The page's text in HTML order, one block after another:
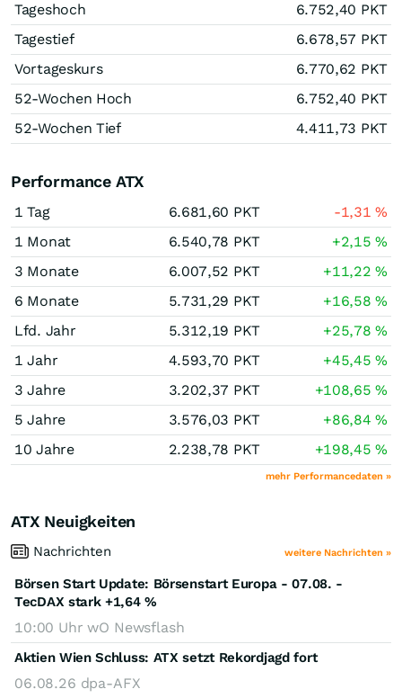
Tageshoch
6.752,40 PKT
Tagestief
6.678,57 PKT
Vortageskurs
6.770,62 PKT
52-Wochen Hoch
6.752,40 PKT
52-Wochen Tief
4.411,73 PKT
Performance ATX
1 Tag 6.681,60 PKT -1,31%
1 Monat
6.540,78 PKT +2,15%
3 Monate
6.007,52 PKT +11,22%
6 Monate
5.731,29 PKT +16,58%
Lfd. Jahr
5.312,19 PKT +25,78%
1 Jahr
4.593,70 PKT +45,45%
3 Jahre
3.202,37 PKT +108,65%
5 Jahre
3.576,03 PKT +86,84%
10 Jahre
2.238,78 PKT +198,45%
mehr Performancedaten »
ATX Neuigkeiten
Nachrichten weitere Nachrichten »
Börsen Start Update: Börsenstart Europa - 07.08. -
TecDAX stark +1,64 %
10:00 UhrwO Newsflash
Aktien Wien Schluss: ATX setzt Rekordjagd fort
06.08.26 dpa-AFX